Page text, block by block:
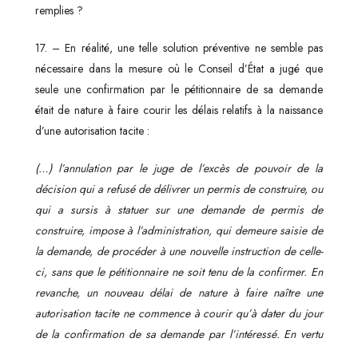
remplies ?
17. – En réalité, une telle solution préventive ne semble pas
nécessaire dans la mesure où le Conseil d’État a jugé que
seule une confirmation par le pétitionnaire de sa demande
était de nature à faire courir les délais relatifs à la naissance
d’une autorisation tacite :
(…) l’annulation par le juge de l’excès de pouvoir de la
décision qui a refusé de délivrer un permis de construire, ou
qui a sursis à statuer sur une demande de permis de
construire, impose à l’administration, qui demeure saisie de
la demande, de procéder à une nouvelle instruction de celle-
ci, sans que le pétitionnaire ne soit tenu de la confirmer. En
revanche, un nouveau délai de nature à faire naître une
autorisation tacite ne commence à courir qu’à dater du jour
de la confirmation de sa demande par l’intéressé. En vertu